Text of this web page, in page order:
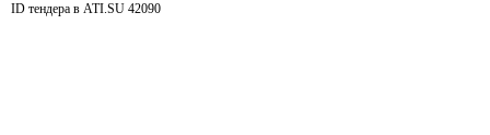
ID тендера в ATI.SU 42090